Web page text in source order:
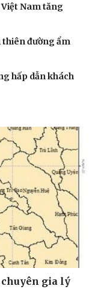
Nam tăng
thiên đường ẩm
hấp dẫn khách
chuyên gia lý